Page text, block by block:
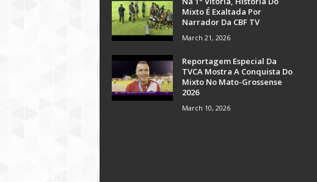
Mixto É Exaltada Por
Narrador Da CBF TV
March 21, 2026
Reportagem Especial Da
TVCA Mostra A Conquista Do
Mixto No Mato-Grossense
2026
March 10, 2026